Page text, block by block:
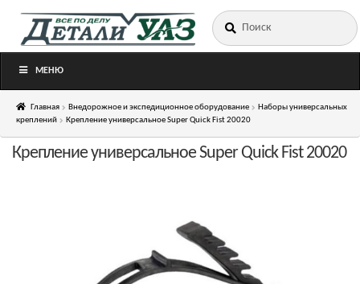
Перейти
Перейти
Искать:
МЕНЮ
Главная Внедорожное и экспедиционное оборудование
Наборы универсальных
креплений
Крепление универсальное Super Quick Fist 20020
Крепление универсальное Super Quick Fist 20020